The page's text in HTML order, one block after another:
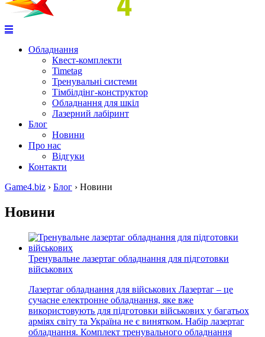
Обладнання
Квест-комплекти
Timetag
Тренувальні системи
Тімбілдінг-конструктор
Обладнання для шкіл
Лазерний лабіринт
Блог
Новини
Про нас
Відгуки
Контакти
Game4.biz › Блог › Новини
Новини
Тренувальне лазертаг обладнання для підготовки
військових
Лазертаг обладнання для військових Лазертаг – це
сучасне електронне обладнання, яке вже
використовують для підготовки військових у багатьох
арміях світу та Україна не є винятком. Набір лазертаг
обладнання. Комплект тренувального обладнання